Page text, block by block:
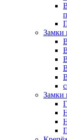
Замки
Замки